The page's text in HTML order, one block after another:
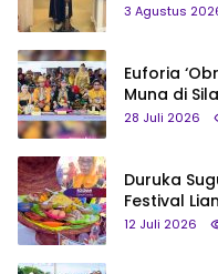
3 Agustus
Euforia
Muna di
Saya
28 Juli 2026
Duruka
Festival
hingga
12 Juli 2026